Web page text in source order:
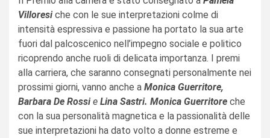
Villoresiche con le sue interpretazioni colme di
intensità espressiva e passione ha portato la sua arte
fuori dal palcoscenico nell’impegno sociale e politico
ricoprendo anche ruoli di delicata importanza. I premi
alla carriera, che saranno consegnati personalmente nei
prossimi giorni, vanno anche a Monica Guerritore,
Barbara De Rossie Lina Sastri. Monica Guerritore che
con la sua personalità magnetica e la passionalità delle
sue interpretazioni ha dato volto a donne estreme e